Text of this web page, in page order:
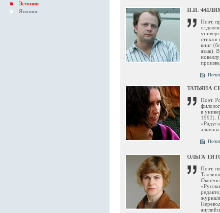
Эстония
Япония
П.И.
Поэт,
стихов
книг
язык).
ТАТЬЯНА
Поэт.
в
1993).
ОЛЬГА
Поэт,